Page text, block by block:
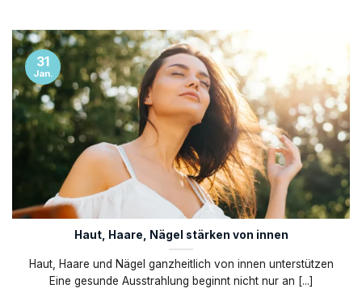
Haut, Haare, Nägel stärken von innen
Haut, Haare und Nägel ganzheitlich von innen unterstützen
Eine gesunde Ausstrahlung beginnt nicht nur an [...]
31
Jan.